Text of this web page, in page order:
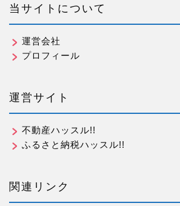
当サイトについて
運営会社
プロフィール
運営サイト
不動産ハッスル!!
ふるさと納税ハッスル!!
関連リンク